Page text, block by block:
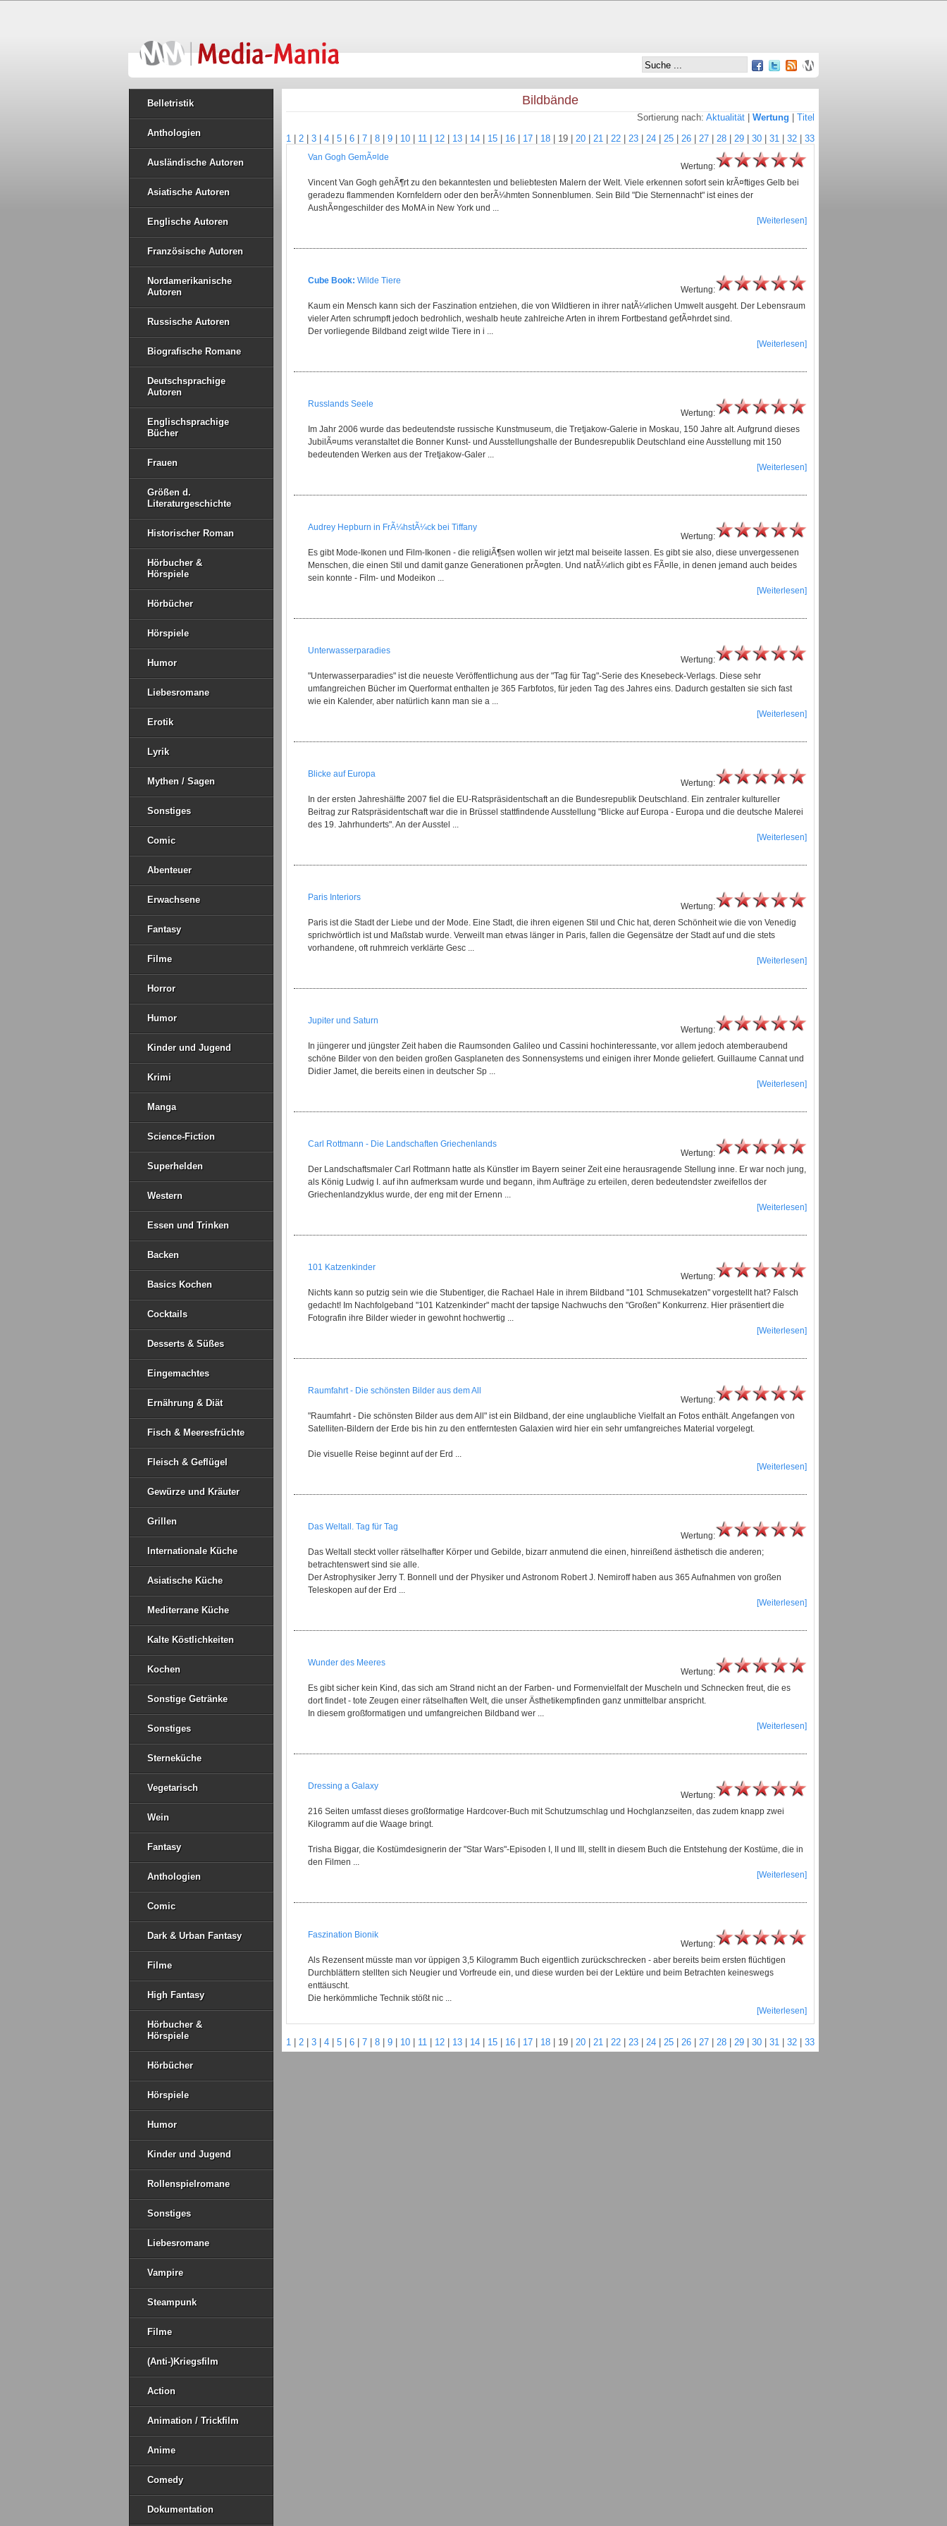
Belletristik
Anthologien
Ausländische Autoren
Asiatische Autoren
Englische Autoren
Französische Autoren
Nordamerikanische
Autoren
Russische Autoren
Biografische Romane
Deutschsprachige
Autoren
Englischsprachige
Bücher
Frauen
Größen d.
Literaturgeschichte
Historischer Roman
Hörbucher &
Hörspiele
Hörbücher
Hörspiele
Humor
Liebesromane
Erotik
Lyrik
Mythen / Sagen
Sonstiges
Comic
Abenteuer
Erwachsene
Fantasy
Filme
Horror
Humor
Kinder und Jugend
Krimi
Manga
Science-Fiction
Superhelden
Western
Essen und Trinken
Backen
Basics Kochen
Cocktails
Desserts & Süßes
Eingemachtes
Ernährung & Diät
Fisch & Meeresfrüchte
Fleisch & Geflügel
Gewürze und Kräuter
Grillen
Internationale Küche
Asiatische Küche
Mediterrane Küche
Kalte Köstlichkeiten
Kochen
Sonstige Getränke
Sonstiges
Sterneküche
Vegetarisch
Wein
Fantasy
Anthologien
Comic
Dark & Urban Fantasy
Filme
High Fantasy
Hörbucher &
Hörspiele
Hörbücher
Hörspiele
Humor
Kinder und Jugend
Rollenspielromane
Sonstiges
Liebesromane
Vampire
Steampunk
Filme
(Anti-)Kriegsfilm
Action
Animation / Trickfilm
Anime
Comedy
Dokumentation
Bildbände
Sortierung nach: Aktualität Wertung
Titel
1
2 3 4 5 6 7 8 9 10 11 12 13 14 15 16 17 18 19 20 21 22 23 24 25 26 27 28 29 30 31 32 33
Wertung:
Van Gogh GemÃ¤lde
Vincent Van Gogh gehÃ¶rt zu den bekanntesten und beliebtesten Malern der Welt. Viele erkennen sofort sein krÃ¤ftiges Gelb bei
geradezu flammenden Kornfeldern oder den berÃ¼hmten Sonnenblumen. Sein Bild "Die Sternennacht" ist eines der
AushÃ¤ngeschilder des MoMA in New York und ...
[Weiterlesen]
Wertung:
Cube Book: Wilde Tiere
Kaum ein Mensch kann sich der Faszination entziehen, die von Wildtieren in ihrer natÃ¼rlichen Umwelt ausgeht. Der Lebensraum
vieler Arten schrumpft jedoch bedrohlich, weshalb heute zahlreiche Arten in ihrem Fortbestand gefÃ¤hrdet sind.
Der vorliegende Bildband zeigt wilde Tiere in i ...
[Weiterlesen]
Wertung:
Russlands Seele
Im Jahr 2006 wurde das bedeutendste russische Kunstmuseum, die Tretjakow-Galerie in Moskau, 150 Jahre alt. Aufgrund dieses
JubilÃ¤ums veranstaltet die Bonner Kunst- und Ausstellungshalle der Bundesrepublik Deutschland eine Ausstellung mit 150
bedeutenden Werken aus der Tretjakow-Galer ...
[Weiterlesen]
Wertung:
Audrey Hepburn in FrÃ¼hstÃ¼ck bei Tiffany
Es gibt Mode-Ikonen und Film-Ikonen - die religiÃ¶sen wollen wir jetzt mal beiseite lassen. Es gibt sie also, diese unvergessenen
Menschen, die einen Stil und damit ganze Generationen prÃ¤gten. Und natÃ¼rlich gibt es FÃ¤lle, in denen jemand auch beides
sein konnte - Film- und Modeikon ...
[Weiterlesen]
Wertung:
Unterwasserparadies
"Unterwasserparadies" ist die neueste Veröffentlichung aus der "Tag für Tag"-Serie des Knesebeck-Verlags. Diese sehr
umfangreichen Bücher im Querformat enthalten je 365 Farbfotos, für jeden Tag des Jahres eins. Dadurch gestalten sie sich fast
wie ein Kalender, aber natürlich kann man sie a ...
[Weiterlesen]
Wertung:
Blicke auf Europa
In der ersten Jahreshälfte 2007 fiel die EU-Ratspräsidentschaft an die Bundesrepublik Deutschland. Ein zentraler kultureller
Beitrag zur Ratspräsidentschaft war die in Brüssel stattfindende Ausstellung "Blicke auf Europa - Europa und die deutsche Malerei
des 19. Jahrhunderts". An der Ausstel ...
[Weiterlesen]
Wertung:
Paris Interiors
Paris ist die Stadt der Liebe und der Mode. Eine Stadt, die ihren eigenen Stil und Chic hat, deren Schönheit wie die von Venedig
sprichwörtlich ist und Maßstab wurde. Verweilt man etwas länger in Paris, fallen die Gegensätze der Stadt auf und die stets
vorhandene, oft ruhmreich verklärte Gesc ...
[Weiterlesen]
Wertung:
Jupiter und Saturn
In jüngerer und jüngster Zeit haben die Raumsonden Galileo und Cassini hochinteressante, vor allem jedoch atemberaubend
schöne Bilder von den beiden großen Gasplaneten des Sonnensystems und einigen ihrer Monde geliefert. Guillaume Cannat und
Didier Jamet, die bereits einen in deutscher Sp ...
[Weiterlesen]
Wertung:
Carl Rottmann - Die Landschaften Griechenlands
Der Landschaftsmaler Carl Rottmann hatte als Künstler im Bayern seiner Zeit eine herausragende Stellung inne. Er war noch jung,
als König Ludwig I. auf ihn aufmerksam wurde und begann, ihm Aufträge zu erteilen, deren bedeutendster zweifellos der
Griechenlandzyklus wurde, der eng mit der Ernenn ...
[Weiterlesen]
Wertung:
101 Katzenkinder
Nichts kann so putzig sein wie die Stubentiger, die Rachael Hale in ihrem Bildband "101 Schmusekatzen" vorgestellt hat? Falsch
gedacht! Im Nachfolgeband "101 Katzenkinder" macht der tapsige Nachwuchs den "Großen" Konkurrenz. Hier präsentiert die
Fotografin ihre Bilder wieder in gewohnt hochwertig ...
[Weiterlesen]
Wertung:
Raumfahrt - Die schönsten Bilder aus dem All
"Raumfahrt - Die schönsten Bilder aus dem All" ist ein Bildband, der eine unglaubliche Vielfalt an Fotos enthält. Angefangen von
Satelliten-Bildern der Erde bis hin zu den entferntesten Galaxien wird hier ein sehr umfangreiches Material vorgelegt.
Die visuelle Reise beginnt auf der Erd ...
[Weiterlesen]
Wertung:
Das Weltall. Tag für Tag
Das Weltall steckt voller rätselhafter Körper und Gebilde, bizarr anmutend die einen, hinreißend ästhetisch die anderen;
betrachtenswert sind sie alle.
Der Astrophysiker Jerry T. Bonnell und der Physiker und Astronom Robert J. Nemiroff haben aus 365 Aufnahmen von großen
Teleskopen auf der Erd ...
[Weiterlesen]
Wertung:
Wunder des Meeres
Es gibt sicher kein Kind, das sich am Strand nicht an der Farben- und Formenvielfalt der Muscheln und Schnecken freut, die es
dort findet - tote Zeugen einer rätselhaften Welt, die unser Ästhetikempfinden ganz unmittelbar anspricht.
In diesem großformatigen und umfangreichen Bildband wer ...
[Weiterlesen]
Wertung:
Dressing a Galaxy
216 Seiten umfasst dieses großformatige Hardcover-Buch mit Schutzumschlag und Hochglanzseiten, das zudem knapp zwei
Kilogramm auf die Waage bringt.
Trisha Biggar, die Kostümdesignerin der "Star Wars"-Episoden I, II und III, stellt in diesem Buch die Entstehung der Kostüme, die in
den Filmen ...
[Weiterlesen]
Wertung:
Faszination Bionik
Als Rezensent müsste man vor üppigen 3,5 Kilogramm Buch eigentlich zurückschrecken - aber bereits beim ersten flüchtigen
Durchblättern stellten sich Neugier und Vorfreude ein, und diese wurden bei der Lektüre und beim Betrachten keineswegs
enttäuscht.
Die herkömmliche Technik stößt nic ...
[Weiterlesen]
1 2 3 4 5 6 7 8 9 10 11 12 13 14 15 16 17 18 19 20 21 22 23 24 25 26 27 28 29 30 31 32 33